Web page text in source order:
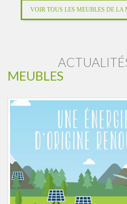
VOIR TOUS LES MEUBLES DE LA
MEUBLES